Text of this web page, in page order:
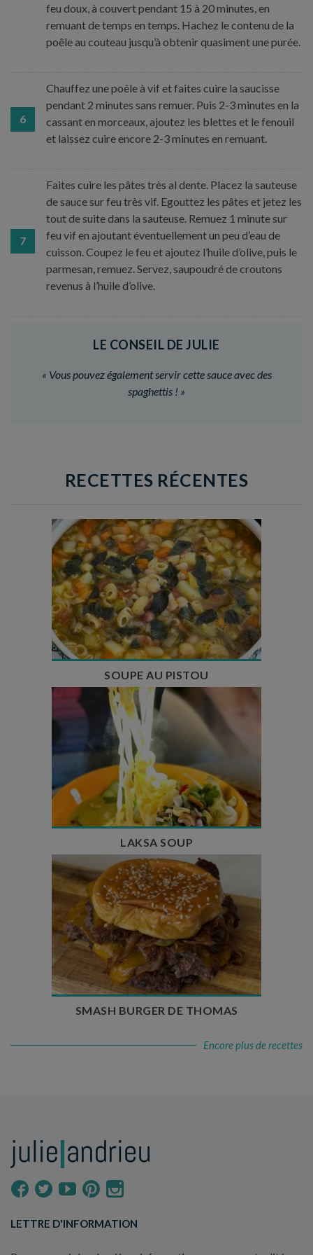
feu doux, à couvert pendant 15 à 20 minutes, en
remuant de temps en temps. Hachez le contenu de la
poêle au couteau jusqu’à obtenir quasiment une purée.
6
Chauffez une poêle à vif et faites cuire la saucisse
pendant 2 minutes sans remuer. Puis 2-3 minutes en la
cassant en morceaux, ajoutez les blettes et le fenouil
et laissez cuire encore 2-3 minutes en remuant.
7
Faites cuire les pâtes très al dente. Placez la sauteuse
de sauce sur feu très vif. Egouttez les pâtes et jetez les
tout de suite dans la sauteuse. Remuez 1 minute sur
feu vif en ajoutant éventuellement un peu d’eau de
cuisson. Coupez le feu et ajoutez l’huile d’olive, puis le
parmesan, remuez. Servez, saupoudré de croutons
revenus à l’huile d’olive.
LE CONSEIL DE JULIE
« Vous pouvez également servir cette sauce avec des
spaghettis ! »
RECETTES RÉCENTES
Temps de préparation : 35 min
Temps de cuisson : 1h15
Nombre de couverts : 8
SOUPE AU PISTOU
Temps de préparation : 40 min
Temps de cuisson : 25 min
Nombre de couverts : 4
LAKSA SOUP
Temps de préparation : 20 min
Temps de cuisson : 5 à 10 min
Nombre de couverts : 4
SMASH BURGER DE THOMAS
Encore plus de recettes
LETTRE D'INFORMATION